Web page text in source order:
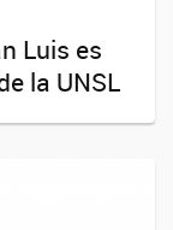
Luis es
la UNSL